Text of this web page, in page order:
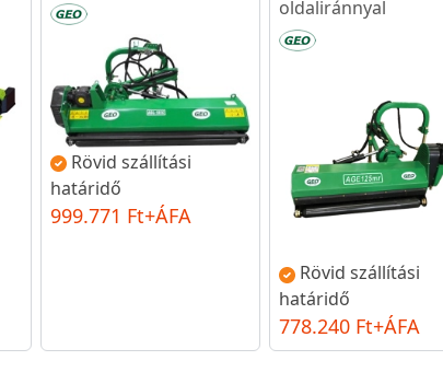
Rövid szállítási
határidő
999.771 Ft+ÁFA
oldaliránnyal
Rövid szállítási
határidő
778.240 Ft+ÁFA